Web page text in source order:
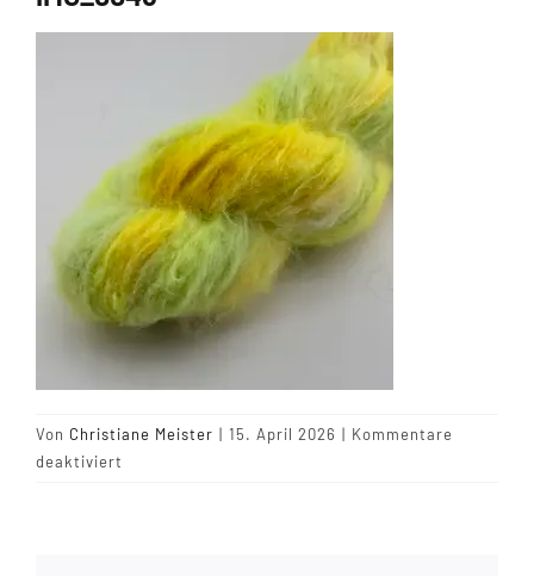
Münster Yarn
Wollfestivals
Kontakt
Von Christiane Meister | 15. April 2026 | Kommentare
deaktiviert